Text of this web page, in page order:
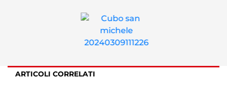
ARTICOLI CORRELATI